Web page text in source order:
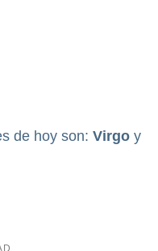
de hoy son: Virgo y